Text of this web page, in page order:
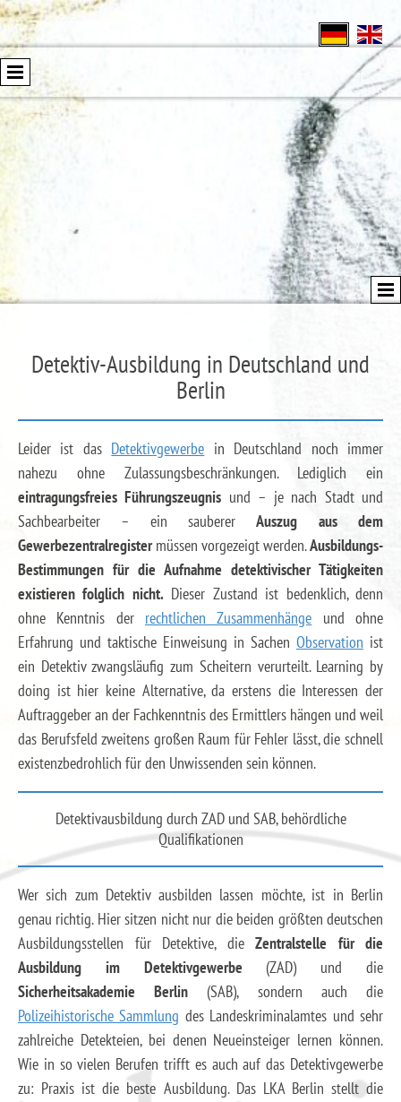
Detektiv-Ausbildung in Deutschland und
Berlin
Leider ist das Detektivgewerbe in Deutschland noch immer
nahezu ohne Zulassungsbeschränkungen. Lediglich ein
eintragungsfreies Führungszeugnis und – je nach Stadt und
Sachbearbeiter – ein saubererAuszug aus dem
Gewerbezentralregistermüssen vorgezeigt werden.Ausbildungs-
Bestimmungen für die Aufnahme detektivischer Tätigkeiten
existieren folglich nicht.Dieser Zustand ist bedenklich, denn
ohne Kenntnis der rechtlichen Zusammenhänge und ohne
Erfahrung und taktische Einweisung in Sachen Observation ist
ein Detektiv zwangsläufig zum Scheitern verurteilt. Learning by
doing ist hier keine Alternative, da erstens die Interessen der
Auftraggeber an der Fachkenntnis des Ermittlers hängen und weil
das Berufsfeld zweitens großen Raum für Fehler lässt, die schnell
existenzbedrohlich für den Unwissenden sein können.
Detektivausbildung durch ZAD und SAB, behördliche
Qualifikationen
Wer sich zum Detektiv ausbilden lassen möchte, ist in Berlin
genau richtig. Hier sitzen nicht nur die beiden größten deutschen
Ausbildungsstellen für Detektive, die Zentralstelle für die
Ausbildung im Detektivgewerbe (ZAD) und die
Sicherheitsakademie Berlin (SAB), sondern auch die
Polizeihistorische Sammlung des Landeskriminalamtes und sehr
zahlreiche Detekteien, bei denen Neueinsteiger lernen können.
Wie in so vielen Berufen trifft es auch auf das Detektivgewerbe
zu: Praxis ist die beste Ausbildung. Das LKA Berlin stellt die